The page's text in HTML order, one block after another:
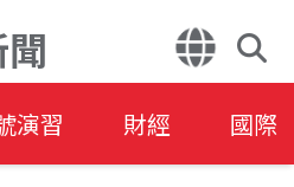
演習 財經 國際